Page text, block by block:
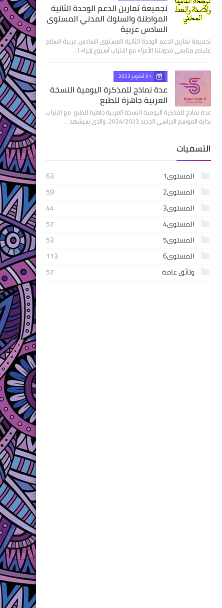
تجميعة تمارين الدعم الوحدة الثانية
المواطنة والسلوك المدني المستوى
السادس عربية
تجميعة تمارين الدعم الوحدة الثانية المستوى السادس عربية السلام
عليكم متابعي مدونتنا الأعزاء مع اقتراب أسبوع إجراء ا…
01 أكتوبر 2023
عدة نماذج للمذكرة اليومية النسخة
العربية جاهزة للطبع
عدة نماذج للمذكرة اليومية النسخة العربية جاهزة للطبع مع اقتراب
بداية الموسم الدراسي الجديد 2024/2023، والذي سيشهد …
التسميات
المستوى1
63
المستوى2
59
المستوى3
44
المستوى4
57
المستوى5
53
المستوى6
113
وثائق عامة
57